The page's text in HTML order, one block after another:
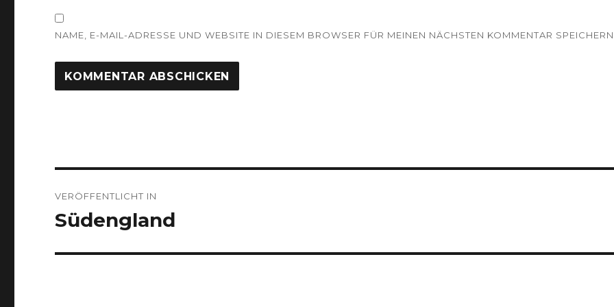
NAME, E-MAIL-ADRESSE UND WEBSITE IN DIESEM BROWSER FÜR MEINEN NÄCHSTEN KOMMENTAR
VERÖFFENTLICHT IN
Südengland